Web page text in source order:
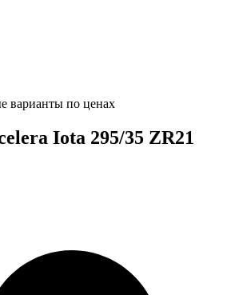
варианты по ценах
Iota 295/35 ZR21